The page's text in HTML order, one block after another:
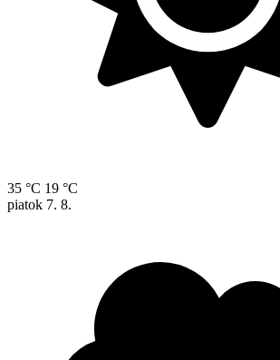
35 °C 19 °C
piatok 7. 8.